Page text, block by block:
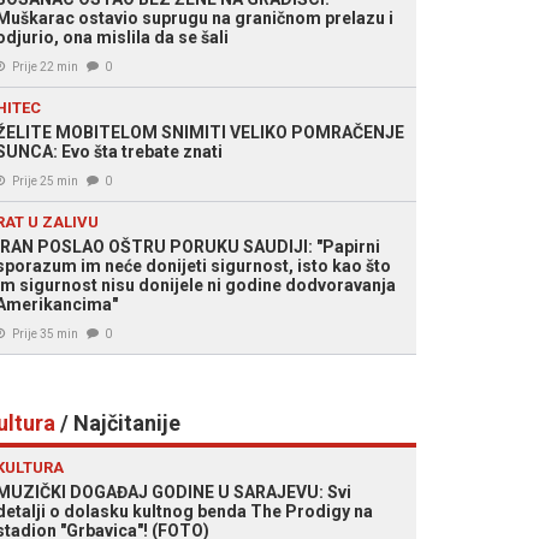
ostavio suprugu na graničnom prelazu i
ona mislila da se šali
Prije 22 min 0
MOBITELOM SNIMITI VELIKO POMRAČENJE
Evo šta trebate znati
Prije 25 min 0
U ZALIVU
POSLAO OŠTRU PORUKU SAUDIJI: "Papirni
im neće donijeti sigurnost, isto kao što
sigurnost nisu donijele ni godine dodvoravanja
Prije 35 min 0
/ Najčitanije
DOGAĐAJ GODINE U SARAJEVU: Svi
o dolasku kultnog benda The Prodigy na
"Grbavica"! (FOTO)